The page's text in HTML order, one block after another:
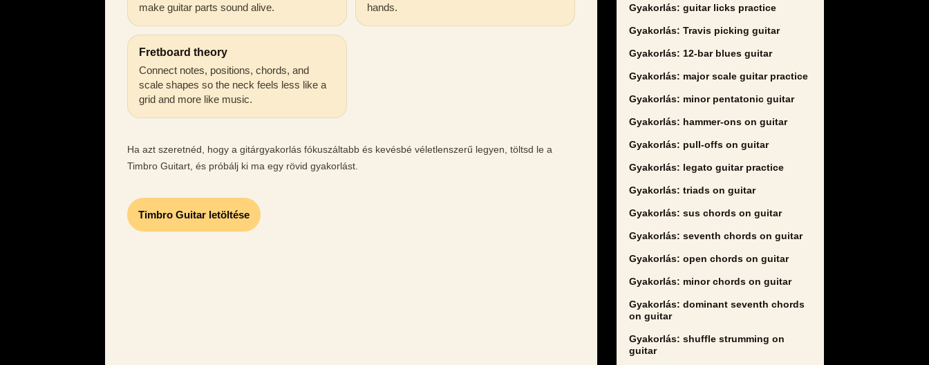
make guitar parts sound alive.
hands.
Fretboard theory
Connect notes, positions, chords, and
scale shapes so the neck feels less like a
grid and more like music.
Ha azt szeretnéd, hogy a gitárgyakorlás fókuszáltabb és kevésbé véletlenszerű legyen, töltsd le a
Timbro Guitart, és próbálj ki ma egy rövid gyakorlást.
Timbro Guitar letöltése
Gyakorlás: guitar licks practice
Gyakorlás: Travis picking guitar
Gyakorlás: 12-bar blues guitar
Gyakorlás: major scale guitar practice
Gyakorlás: minor pentatonic guitar
Gyakorlás: hammer-ons on guitar
Gyakorlás: pull-offs on guitar
Gyakorlás: legato guitar practice
Gyakorlás: triads on guitar
Gyakorlás: sus chords on guitar
Gyakorlás: seventh chords on guitar
Gyakorlás: open chords on guitar
Gyakorlás: minor chords on guitar
Gyakorlás: dominant seventh chords
on guitar
Gyakorlás: shuffle strumming on
guitar